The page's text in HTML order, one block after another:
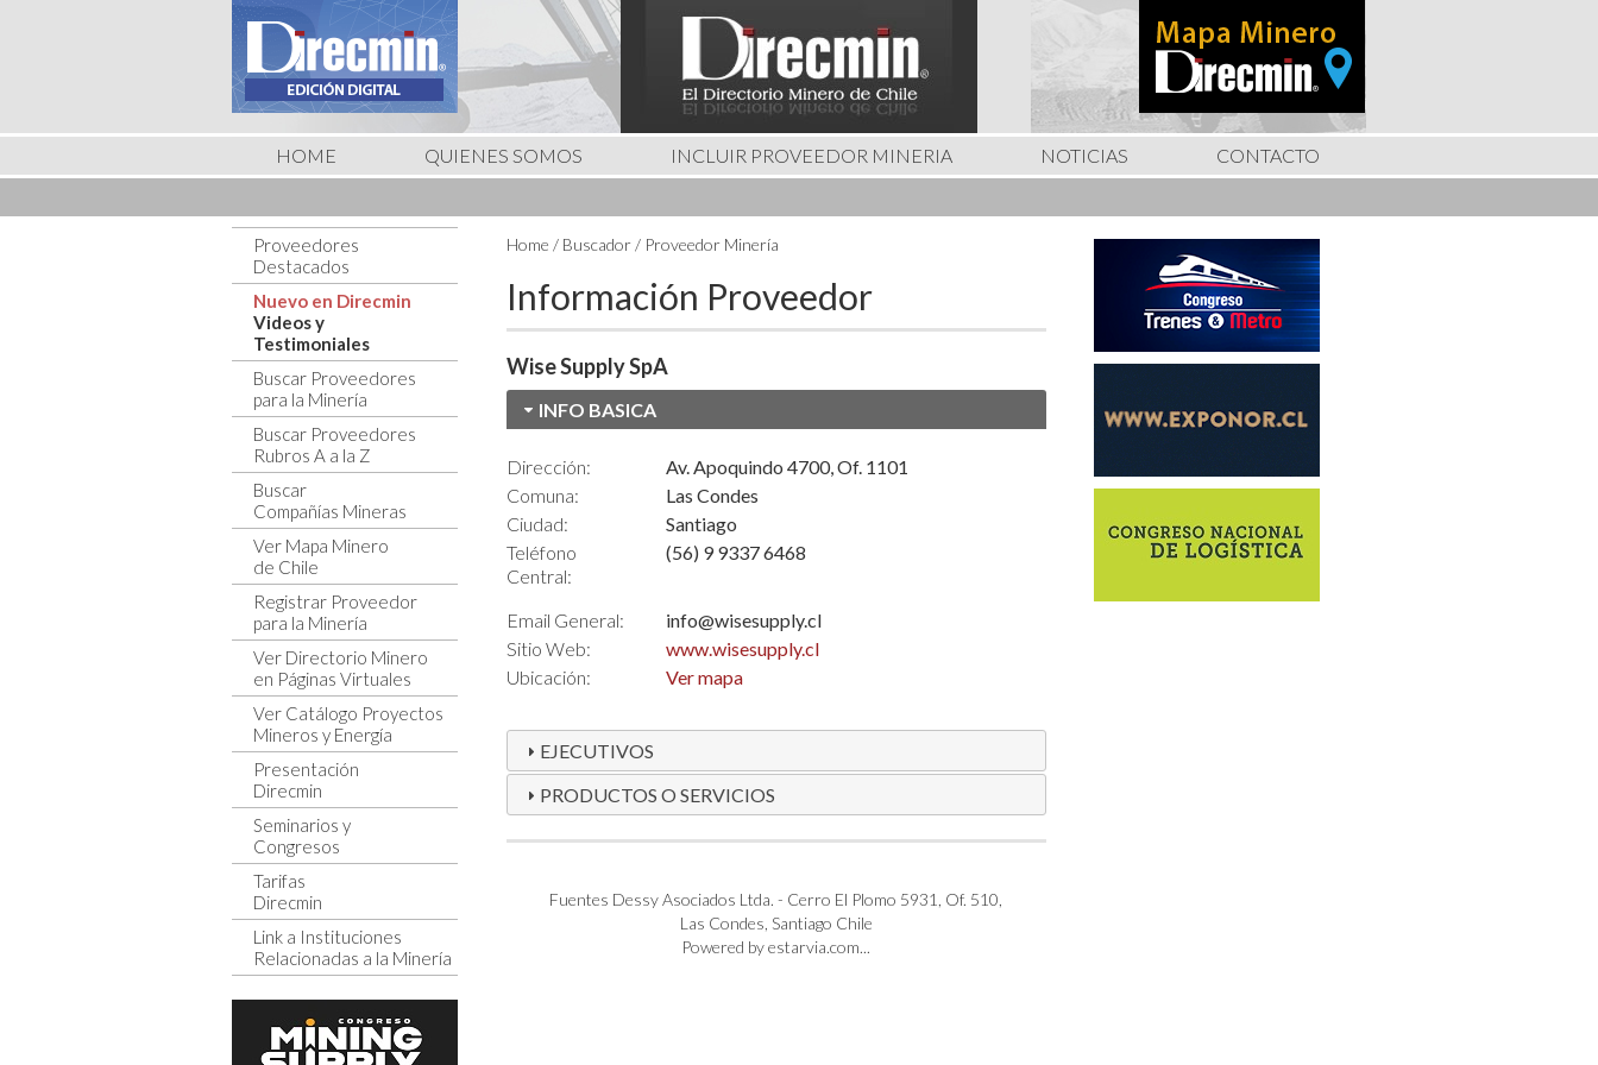
HOME QUIENES SOMOS INCLUIR PROVEEDOR MINERIA NOTICIAS CONTACTO
Proveedores
Destacados
Nuevo en Direcmin
Videos y
Testimoniales
Buscar Proveedores
para la Minería
Buscar Proveedores
Rubros A a la Z
Buscar
Compañías Mineras
Ver Mapa Minero
de Chile
Registrar Proveedor
para la Minería
Ver Directorio Minero
en Páginas Virtuales
Ver Catálogo Proyectos
Mineros y Energía
Presentación
Direcmin
Seminarios y
Congresos
Tarifas
Direcmin
Link a Instituciones
Relacionadas a la Minería
Home / Buscador / Proveedor Minería
Información Proveedor
Wise Supply SpA
INFO BASICA
Dirección:
Av. Apoquindo 4700, Of. 1101
Comuna:
Las Condes
Ciudad:
Santiago
Teléfono
Central:
(56) 9 9337 6468
Email General:
info@wisesupply.cl
Sitio Web:
www.wisesupply.cl
Ubicación:
Ver mapa
EJECUTIVOS
PRODUCTOS O SERVICIOS
Fuentes Dessy Asociados Ltda. - Cerro El Plomo 5931, Of. 510,
Las Condes, Santiago Chile
Powered by estarvia.com...